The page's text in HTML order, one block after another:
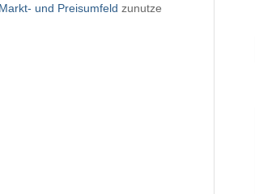
Markt- und Preisumfeld zunutze